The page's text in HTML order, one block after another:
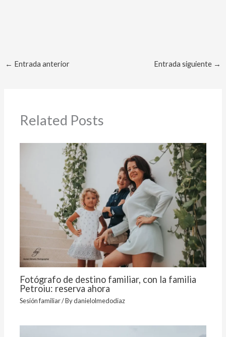
← Entrada anterior Entrada siguiente →
Related Posts
Fotógrafo de destino familiar, con la familia
Petroiu: reserva ahora
Sesión familiar/ Bydanielolmedodiaz